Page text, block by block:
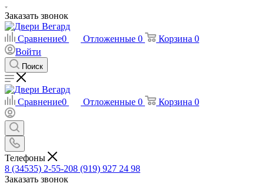
Заказать звонок
Сравнение0 Отложенные 0 Корзина 0
Войти
Поиск
Сравнение0 Отложенные 0 Корзина 0
Телефоны
8 (34535) 2-55-208 (919) 927 24 98
Заказать звонок